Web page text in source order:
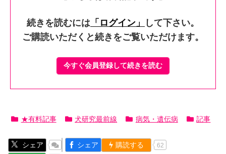
続きを読むには 「ログイン」
して下さい。
ご購読いただくと続きをご覧いただけます。
今すぐ会員登録して続きを読む
★有料記事 犬研究最前線 病気・遺伝病 記事
シェア シェア 購読する 62